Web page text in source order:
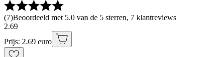
(7)Beoordeeld met 5.0 van de 5 sterren, 7 klantreviews
2.69
Prijs: 2.69 euro